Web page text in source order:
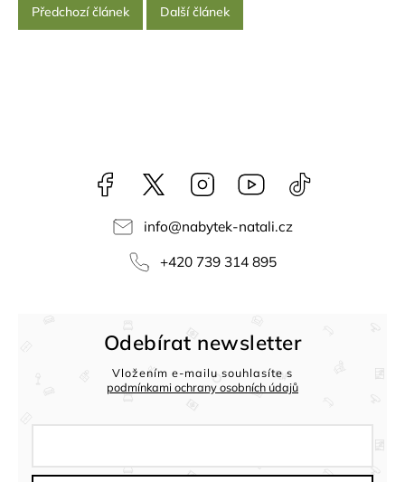
Předchozí článek Další článek
Facebook NataliNabytek
Instagram YouTube
info@nabytek-natali.cz
+420 739 314 895
Odebírat newsletter
Vložením e-mailu souhlasíte s
podmínkami ochrany osobních údajů